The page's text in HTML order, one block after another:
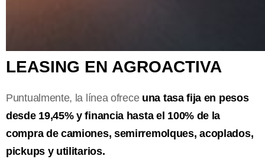
LEASING EN AGROACTIVA
Puntualmente, la línea ofrece una tasa fija en pesos
desde 19,45% y financia hasta el 100% de la
compra de camiones, semirremolques, acoplados,
pickups y utilitarios.